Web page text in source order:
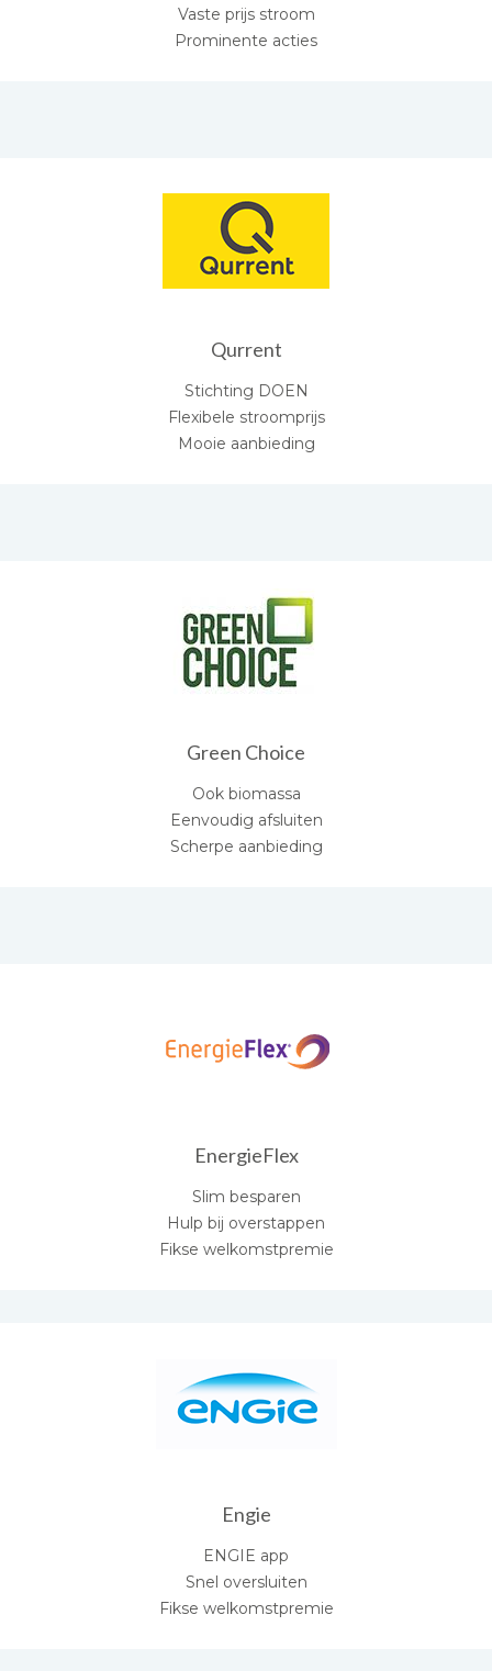
Vaste prijs stroom
Prominente acties
Qurrent
Stichting DOEN
Flexibele stroomprijs
Mooie aanbieding
Green Choice
Ook biomassa
Eenvoudig afsluiten
Scherpe aanbieding
EnergieFlex
Slim besparen
Hulp bij overstappen
Fikse welkomstpremie
Engie
ENGIE app
Snel oversluiten
Fikse welkomstpremie